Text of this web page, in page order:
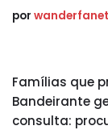
por
Famílias que
Bandeirante
consulta: